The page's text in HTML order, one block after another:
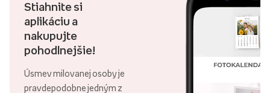
Stiahnite si
aplikáciu a
nakupujte
pohodlnejšie!
Úsmev milovanej osoby je
pravdepodobne jedným z